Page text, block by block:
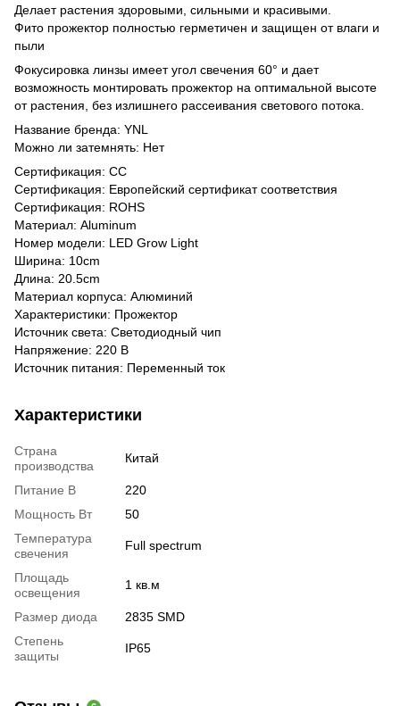
Делает растения здоровыми, сильными и красивыми.
Фито прожектор полностью герметичен и защищен от влаги и
пыли
Фокусировка линзы имеет угол свечения 60° и дает
возможность монтировать прожектор на оптимальной высоте
от растения, без излишнего рассеивания светового потока.
Название бренда: YNL
Можно ли затемнять: Нет
Сертификация: CC
Сертификация: Европейский сертификат соответствия
Сертификация: ROHS
Материал: Aluminum
Номер модели: LED Grow Light
Ширина: 10cm
Длина: 20.5cm
Материал корпуса: Алюминий
Характеристики: Прожектор
Источник света: Светодиодный чип
Напряжение: 220 В
Источник питания: Переменный ток
Характеристики
Страна
производства
Китай
Питание В
220
Мощность Вт
50
Температура
свечения
Full spectrum
Площадь
освещения
1 кв.м
Размер диода
2835 SMD
Степень
защиты
IP65